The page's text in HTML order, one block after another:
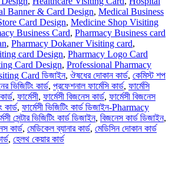
Banner & Card Design, Medical Business
Card Design, Medicine Shop Visiting
Business Card, Pharmacy Business card
, Pharmacy Dokaner Visiting card,
card Design, Pharmacy Logo Card
Card Design, Professional Pharmacy
Card ডিজাইন, ঔষধের দোকান কার্ড, কেমিস্ট শপ
ভিজিটিং কার্ড, প্রফেশনাল ফার্মেসি কার্ড, ফার্মেসি
, ফার্মেসী, ফার্মেসী বিজনেস কার্ড, ফার্মেসী বিজনেস
কার্ড, ফার্মেসী ভিজিটিং কার্ড ডিজাইন-Pharmacy
সেন্টার ভিজিটিং কার্ড ডিজাইন, বিজনেস কার্ড ডিজাইন,
কার্ড, মেডিকেল ব্যানার কার্ড, মেডিসিন দোকান কার্ড
, হেলথ কেয়ার কার্ড